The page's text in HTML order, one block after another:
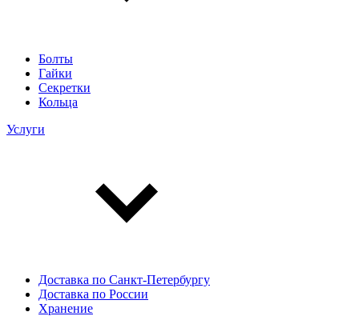
Болты
Гайки
Секретки
Кольца
Услуги
Доставка по Санкт-Петербургу
Доставка по России
Хранение